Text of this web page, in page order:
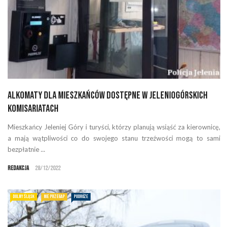
Alkomaty dla mieszkańców dostępne w jeleniogórskich
komisariatach
Mieszkańcy Jeleniej Góry i turyści, którzy planują wsiąść za kierownicę,
a mają wątpliwości co do swojego stanu trzeźwości mogą to sami
bezpłatnie ...
Redakcja 28/12/2022
DOLNY ŚLĄSK NIE PRZEGAP PODRÓŻE